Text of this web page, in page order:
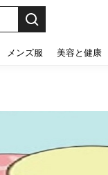
メンズ服 美容と健康